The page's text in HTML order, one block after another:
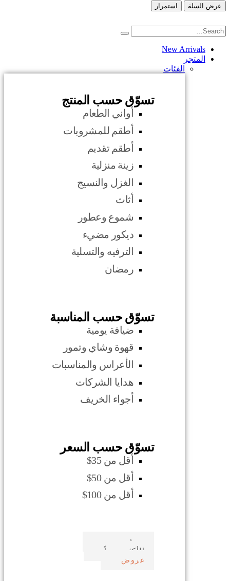
عرض السلة استمرار
New Arrivals
المتجر
الفئات
تسوّق حسب المنتج
أواني الطعام
أطقم للمشروبات
أطقم تقديم
زينة منزلية
الغزل والنسيج
أثاث
شموع وعطور
ديكور مضيء
الترفيه والتسلية
رمضان
تسوّق حسب المناسبة
ضيافة يومية
قهوة وشاي وتمور
الأعراس والمناسبات
هدايا الشركات
أجواء الخريف
تسوّق حسب السعر
أقل من 35$
أقل من 50$
أقل من 100$
صدف بحري
الأكثر مبيعاً
عروض